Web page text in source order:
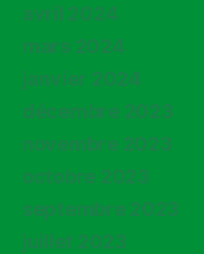
avril 2024
mars 2024
janvier 2024
décembre 2023
novembre 2023
octobre 2023
septembre 2023
juillet 2023